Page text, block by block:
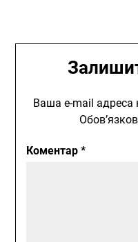
Ваша e-mail
Коментар*